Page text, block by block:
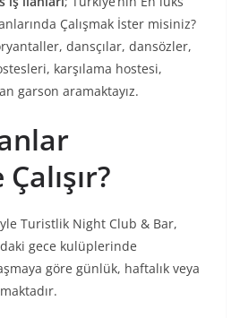
Çalışmak İster misiniz?
dansçılar, dansözler,
karşılama hostesi,
garson aramaktayız.
Turistlik Night Club & Bar,
gece kulüplerinde
göre günlük, haftalık veya